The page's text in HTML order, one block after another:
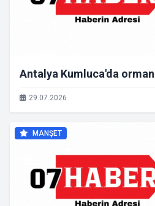
Antalya Kumluca'da orman
29.07.2026
MANŞET